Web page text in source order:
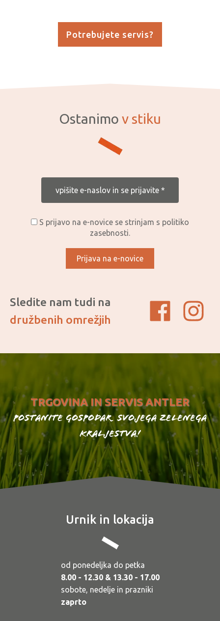
Potrebujete servis?
Ostanimo v stiku
S prijavo na e-novice se strinjam s politiko
zasebnosti.
Sledite nam tudi na
družbenih omrežjih
TRGOVINA IN SERVIS ANTLER
Postanite gospodar svojega zelenega
kraljestva!
Urnik in lokacija
od ponedeljka do petka
8.00 - 12.30 & 13.30 - 17.00
sobote, nedelje in prazniki
zaprto